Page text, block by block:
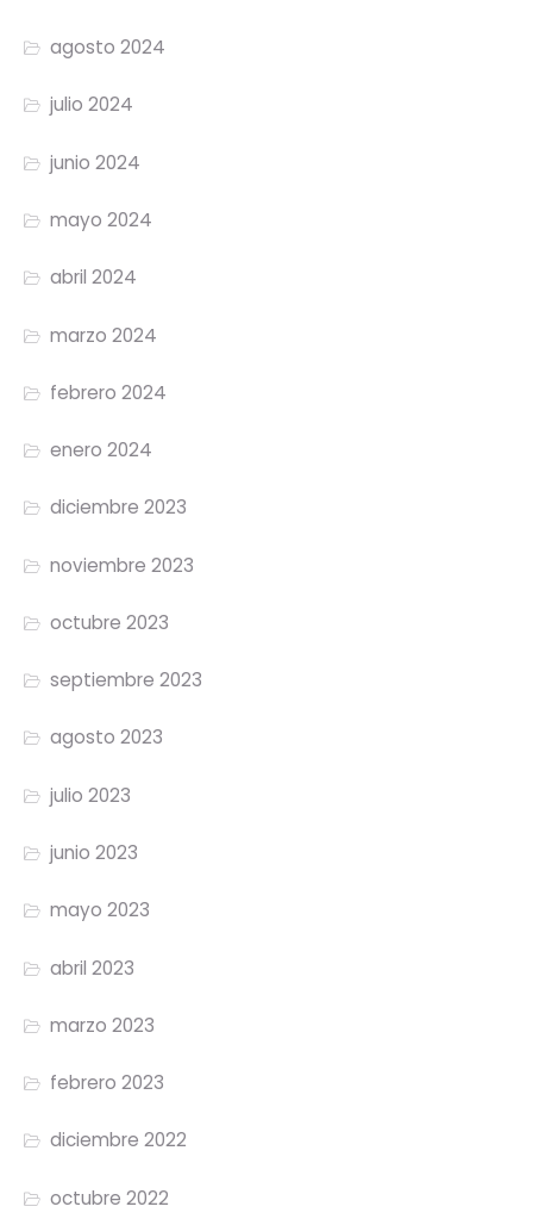
agosto 2024
julio 2024
junio 2024
mayo 2024
abril 2024
marzo 2024
febrero 2024
enero 2024
diciembre 2023
noviembre 2023
octubre 2023
septiembre 2023
agosto 2023
julio 2023
junio 2023
mayo 2023
abril 2023
marzo 2023
febrero 2023
diciembre 2022
octubre 2022